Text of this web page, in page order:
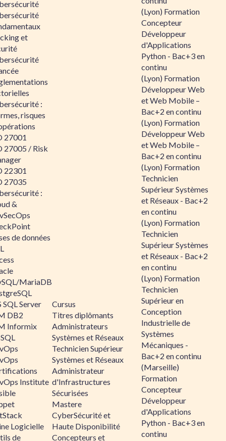
et
:
risques
27001
27005 / Risk
22301
27035
:
&
de données
MariaDB
SQL Server
DB2
Informix
Institute
Logicielle
de
Cursus
Titres diplômants
Administrateurs
Systèmes et Réseaux
Technicien Supérieur
Systèmes et Réseaux
Administrateur
d'Infrastructures
Sécurisées
Mastere
CyberSécurité et
Haute Disponibilité
Concepteurs et
(Lyon) Formation
Concepteur
Développeur
d'Applications
Python - Bac+3 en
continu
(Lyon) Formation
Développeur Web
et Web Mobile –
Bac+2 en continu
(Lyon) Formation
Développeur Web
et Web Mobile –
Bac+2 en continu
(Lyon) Formation
Technicien
Supérieur Systèmes
et Réseaux - Bac+2
en continu
(Lyon) Formation
Technicien
Supérieur Systèmes
et Réseaux - Bac+2
en continu
(Lyon) Formation
Technicien
Supérieur en
Conception
Industrielle de
Systèmes
Mécaniques -
Bac+2 en continu
(Marseille)
Formation
Concepteur
Développeur
d'Applications
Python - Bac+3 en
continu